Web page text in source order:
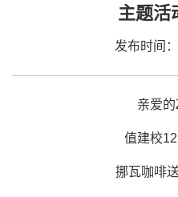
主题活
发布时间
亲爱
值建校
挪瓦咖啡